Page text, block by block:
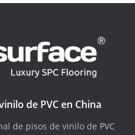
de PVC en China
de pisos de vinilo de PVC